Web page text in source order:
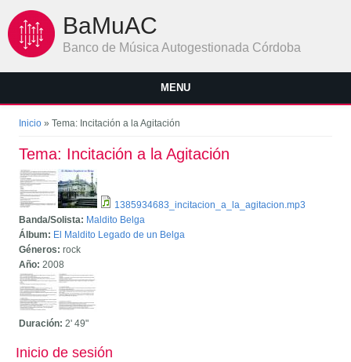
BaMuAC
Banco de Música Autogestionada Córdoba
MENU
Se encuentra usted aquí
Inicio » Tema: Incitación a la Agitación
Tema: Incitación a la Agitación
1385934683_incitacion_a_la_agitacion.mp3
Banda/Solista: Maldito Belga
Álbum: El Maldito Legado de un Belga
Géneros:rock
Año:2008
Duración:2' 49"
Inicio de sesión